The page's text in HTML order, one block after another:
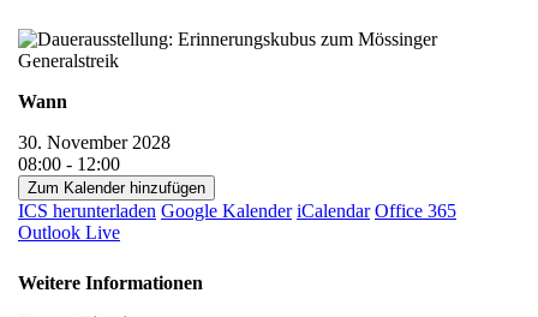
Wann
30. November 2028
08:00 - 12:00
Zum Kalender hinzufügen
ICS herunterladen Google Kalender iCalendar Office 365
Outlook Live
Weitere Informationen